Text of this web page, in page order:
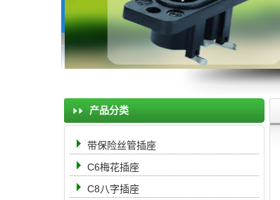
产品分类
带保险丝管插座
C6梅花插座
C8八字插座